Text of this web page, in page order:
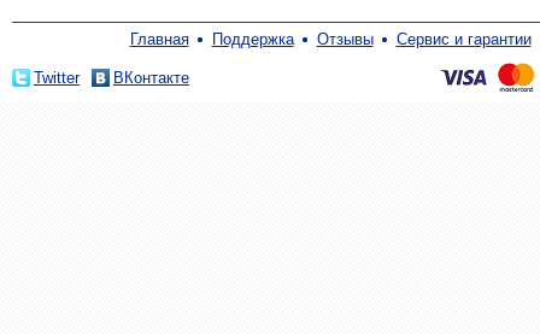
Главная Поддержка Отзывы Сервис и гарантии
Twitter ВКонтакте